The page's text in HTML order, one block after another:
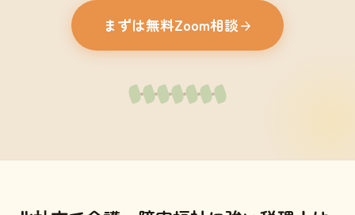
まずは無料Zoom相談